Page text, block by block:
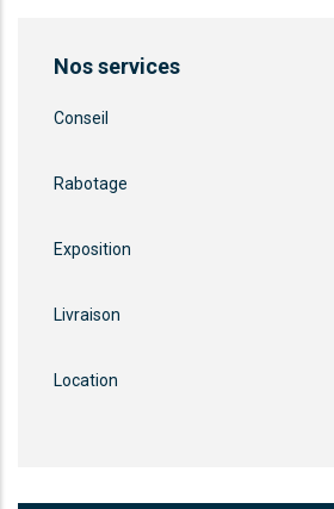
Nos services
Conseil
Rabotage
Exposition
Livraison
Location